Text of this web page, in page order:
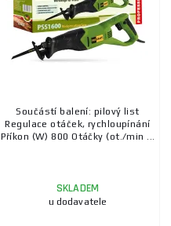
Součástí balení: pilový list
Regulace otáček, rychloupínání
Příkon (W) 800 Otáčky (ot./min ...
SKLADEM
u dodavatele